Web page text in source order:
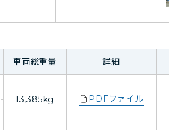
車両総重量 詳細
13,385kg
PDFファイル